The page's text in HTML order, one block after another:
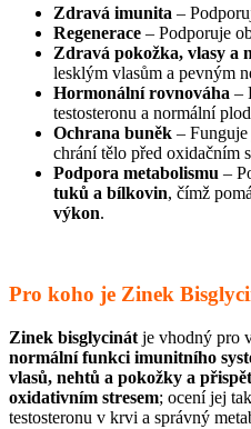
Zdravá imunita –
Regenerace – Podporuje
Zdravá pokožka, vlasy a
lesklým vlasům a pevným
Hormonální rovnováha –
testosteronu a normální
Ochrana buněk –
chrání tělo před oxidačním
Podpora metabolismu –
tuků a bílkovin, čímž
výkon.
Pro koho je Zinek
Zinek bisglycinát je vhodný pro
normální funkci imunitního
vlasů, nehtů a pokožky a
oxidativním stresem; ocení jej
testosteronu v krvi a správný